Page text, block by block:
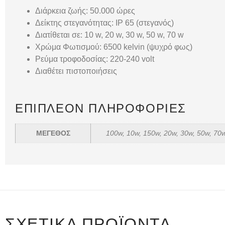
Διάρκεια ζωής: 50.000 ώρες
Δείκτης στεγανότητας: IP 65 (στεγανός)
Διατίθεται σε: 10 w, 20 w, 30 w, 50 w, 70 w
Χρώμα Φωτισμού: 6500 kelvin (ψυχρό φως)
Ρεύμα τροφοδοσίας: 220-240 volt
Διαθέτει πιστοποιήσεις
ΕΠΙΠΛΈΟΝ ΠΛΗΡΟΦΟΡΊΕΣ
ΜΕΓΕΘΟΣ 100w, 10w, 150w, 20w, 30w, 50w,